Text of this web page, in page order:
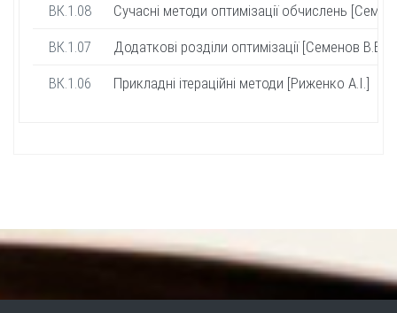
ВК.1.08 Сучасні методи оптимізації обчислень
ВК.1.07 Додаткові розділи оптимізації [Семенов В.В.]
ВК.1.06 Прикладні ітераційні методи [Риженко А.І.]